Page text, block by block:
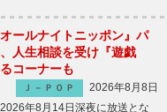
ールナイトニッポン』パ
人生相談を受け『遊戯
コーナーも
Ｊ－ＰＯＰ
2026年8月8日
年8月14日深夜に放送とな